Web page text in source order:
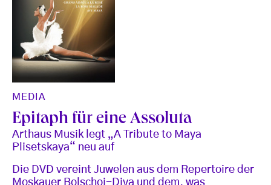
MEDIA
Epitaph für eine Assoluta
Arthaus Musik legt „A Tribute to Maya
Plisetskaya“ neu auf
Die DVD vereint Juwelen aus dem Repertoire der
Moskauer Bolschoi-Diva und dem, was